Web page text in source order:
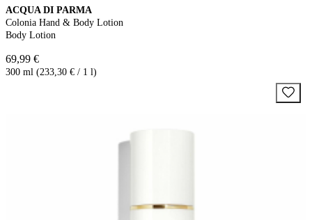
ACQUA DI PARMA
Colonia Hand & Body Lotion
Body Lotion
69,99 €
300 ml (233,30 € / 1 l)